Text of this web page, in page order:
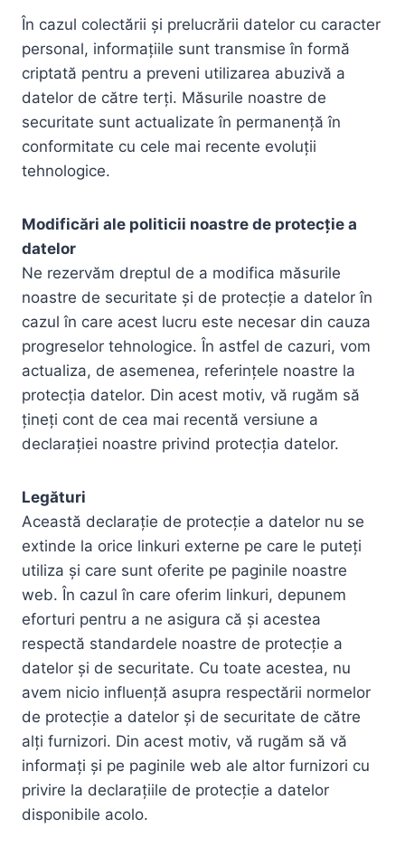
În cazul colectării și prelucrării datelor cu caracter
personal, informațiile sunt transmise în formă
criptată pentru a preveni utilizarea abuzivă a
datelor de către terți. Măsurile noastre de
securitate sunt actualizate în permanență în
conformitate cu cele mai recente evoluții
tehnologice.
Modificări ale politicii noastre de protecție a
datelor
Ne rezervăm dreptul de a modifica măsurile
noastre de securitate și de protecție a datelor în
cazul în care acest lucru este necesar din cauza
progreselor tehnologice. În astfel de cazuri, vom
actualiza, de asemenea, referințele noastre la
protecția datelor. Din acest motiv, vă rugăm să
țineți cont de cea mai recentă versiune a
declarației noastre privind protecția datelor.
Legături
Această declarație de protecție a datelor nu se
extinde la orice linkuri externe pe care le puteți
utiliza și care sunt oferite pe paginile noastre
web. În cazul în care oferim linkuri, depunem
eforturi pentru a ne asigura că și acestea
respectă standardele noastre de protecție a
datelor și de securitate. Cu toate acestea, nu
avem nicio influență asupra respectării normelor
de protecție a datelor și de securitate de către
alți furnizori. Din acest motiv, vă rugăm să vă
informați și pe paginile web ale altor furnizori cu
privire la declarațiile de protecție a datelor
disponibile acolo.